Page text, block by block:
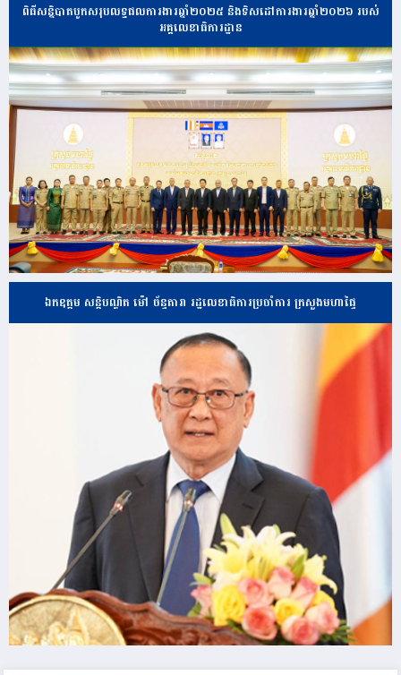
ពិធីសន្និបាតបូកសរុបលទ្ធផលការងារឆ្នាំ២០២៥ និងទិសដៅការងារឆ្នាំ២០២៦ របស់
អគ្គលេខាធិការដ្ឋាន
ឯកឧត្តម សន្តិបណ្ឌិត ម៉ៅ ច័ន្ទតារា រដ្ឋលេខាធិការប្រចាំការ ក្រសួងមហាផ្ទៃ